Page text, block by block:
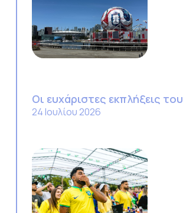
Οι ευχάριστες εκπλήξεις
24 Ιουλίου 2026